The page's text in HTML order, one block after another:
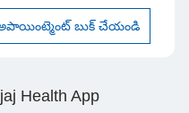
బుక్ చేయండి
Health App